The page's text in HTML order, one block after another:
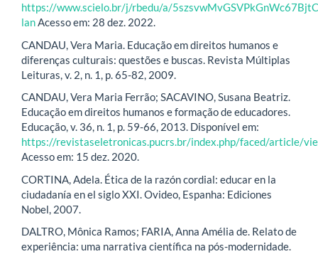
https://www.scielo.br/j/rbedu/a/
lanAcesso em: 28 dez. 2022.
CANDAU, Vera Maria. Educação em direitos humanos e
diferenças culturais: questões e buscas. Revista Múltiplas
Leituras, v. 2, n. 1, p. 65-82, 2009.
CANDAU, Vera Maria Ferrão; SACAVINO, Susana Beatriz.
Educação em direitos humanos e formação de educadores.
Educação, v. 36, n. 1, p. 59-66, 2013. Disponível em:
https://revistaseletronicas.pucrs.br/index.php/faced/article/
Acesso em: 15 dez. 2020.
CORTINA, Adela. Ética de la razón cordial: educar en la
ciudadanía en el siglo XXI. Ovideo, Espanha: Ediciones
Nobel, 2007.
DALTRO, Mônica Ramos; FARIA, Anna Amélia de. Relato de
experiência: uma narrativa científica na pós-modernidade.